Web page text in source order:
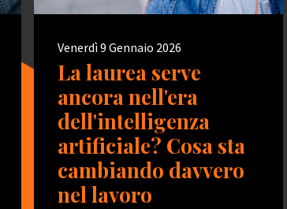
Venerdì 9 Gennaio 2026
La laurea serve
ancora nell'era
dell'intelligenza
artificiale? Cosa sta
cambiando davvero
nel lavoro